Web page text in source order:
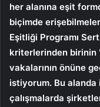
her alanına eşit
biçimde
Eşitliği Programı
kriterlerinden birinin
vakalarının önüne
istiyorum. Bu alanda
çalışmalarda